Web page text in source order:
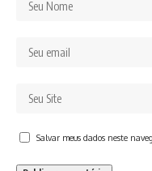
Salvar meus dados neste